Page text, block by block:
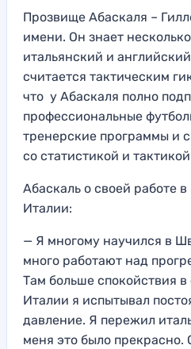
Прозвище Абаскаля –
имени. Он знает
итальянский и
считается тактическим
что у Абаскаля полно
профессиональные
тренерские программы и
со статистикой и
Абаскаль о своей работе
Италии:
— Я многому научился в
много работают над
Там больше спокойствия в
Италии я испытывал
давление. Я пережил
меня это было